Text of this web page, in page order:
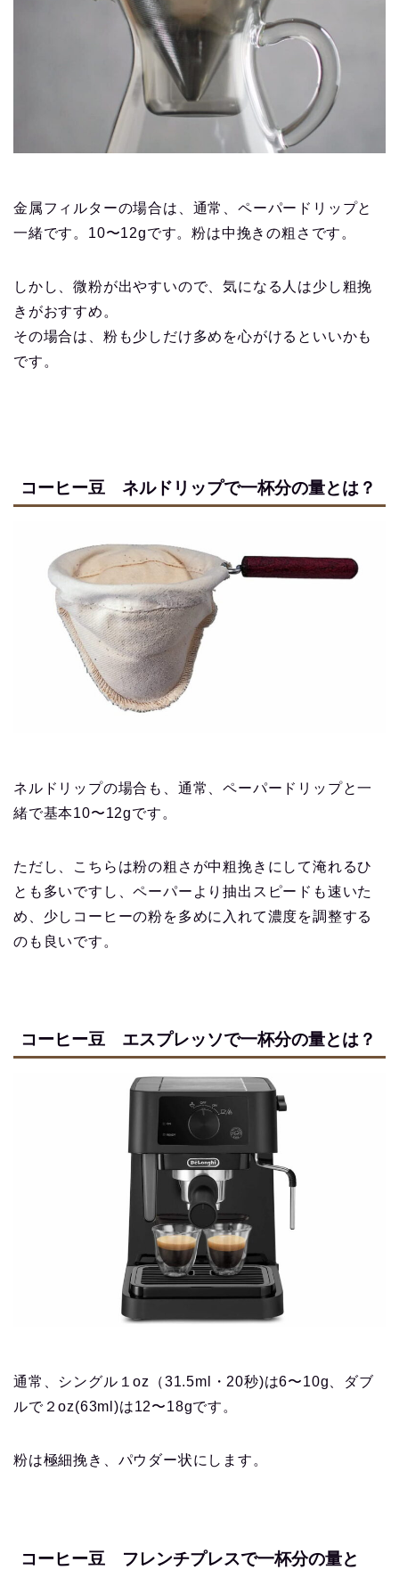
金属フィルターの場合は、通常、ペーパードリップと
一緒です。10〜12gです。粉は中挽きの粗さです。
しかし、微粉が出やすいので、気になる人は少し粗挽
きがおすすめ。
その場合は、粉も少しだけ多めを心がけるといいかも
です。
コーヒー豆 ネルドリップで一杯分の量とは？
ネルドリップの場合も、通常、ペーパードリップと一
緒で基本10〜12gです。
ただし、こちらは粉の粗さが中粗挽きにして淹れるひ
とも多いですし、ペーパーより抽出スピードも速いた
め、少しコーヒーの粉を多めに入れて濃度を調整する
のも良いです。
コーヒー豆 エスプレッソで一杯分の量とは？
通常、シングル１oz（31.5ml・20秒)は6〜10g、ダブ
ルで２oz(63ml)は12〜18gです。
粉は極細挽き、パウダー状にします。
コーヒー豆 フレンチプレスで一杯分の量と